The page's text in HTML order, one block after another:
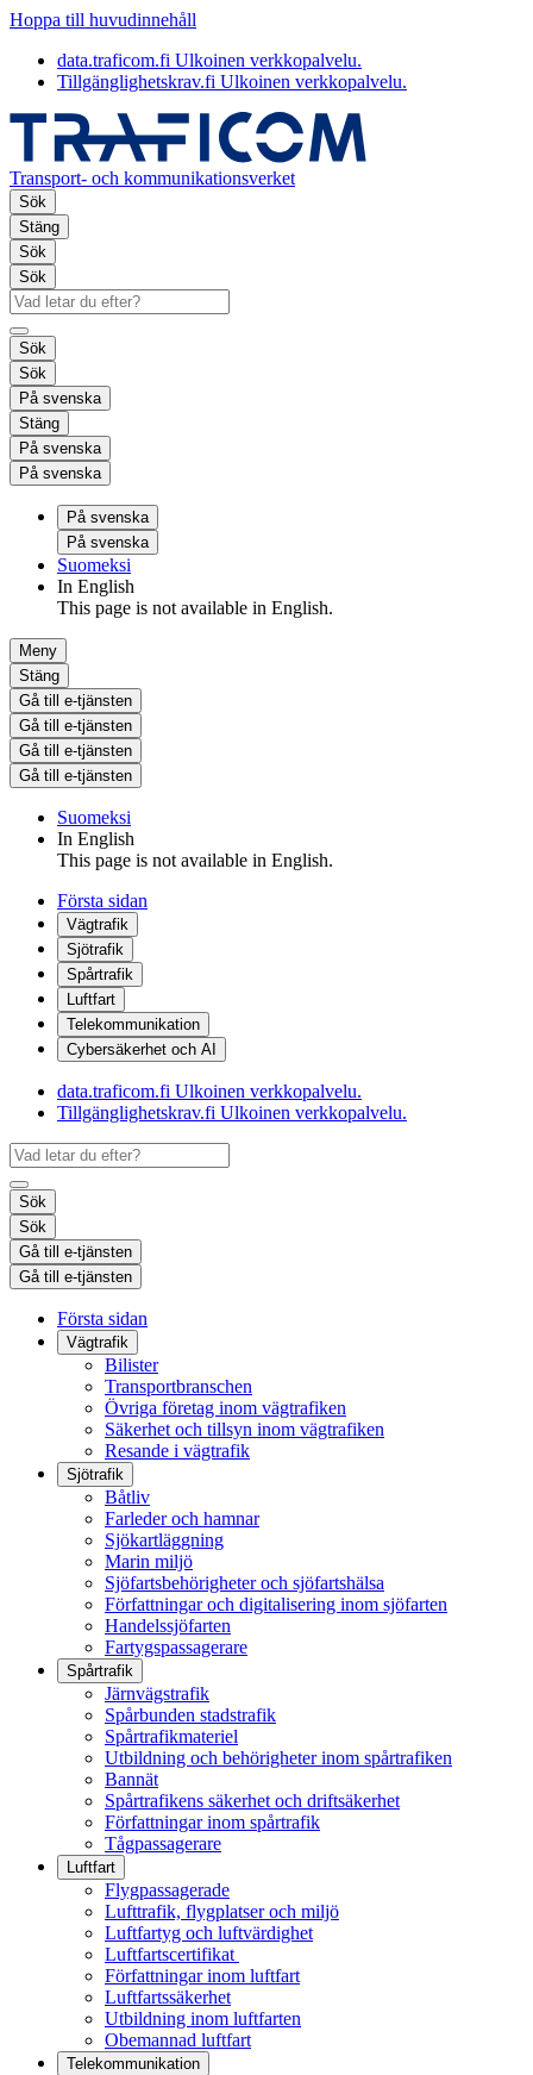
Hoppa till huvudinnehåll
data.traficom.fi Ulkoinen verkkopalvelu.
Tillgänglighetskrav.fi Ulkoinen verkkopalvelu.
Transport- och kommunikationsverket
Sök
Stäng
Sök
Sök
Sök
Sök
På svenska
Stäng
På svenska
På svenska
På svenska
På svenska
Suomeksi
In English
This page is not available in English.
Meny
Stäng
Gå till e-tjänsten
Gå till e-tjänsten
Gå till e-tjänsten
Gå till e-tjänsten
Suomeksi
In English
This page is not available in English.
Första sidan
Vägtrafik
Sjötrafik
Spårtrafik
Luftfart
Telekommunikation
Cybersäkerhet och AI
data.traficom.fi Ulkoinen verkkopalvelu.
Tillgänglighetskrav.fi Ulkoinen verkkopalvelu.
Sök
Sök
Gå till e-tjänsten
Gå till e-tjänsten
Första sidan
Vägtrafik
Bilister
Transportbranschen
Övriga företag inom vägtrafiken
Säkerhet och tillsyn inom vägtrafiken
Resande i vägtrafik
Sjötrafik
Båtliv
Farleder och hamnar
Sjökartläggning
Marin miljö
Sjöfartsbehörigheter och sjöfartshälsa
Författningar och digitalisering inom sjöfarten
Handelssjöfarten
Fartygspassagerare
Spårtrafik
Järnvägstrafik
Spårbunden stadstrafik
Spårtrafikmateriel
Utbildning och behörigheter inom spårtrafiken
Bannät
Spårtrafikens säkerhet och driftsäkerhet
Författningar inom spårtrafik
Tågpassagerare
Luftfart
Flygpassagerade
Lufttrafik, flygplatser och miljö
Luftfartyg och luftvärdighet
Luftfartscertifikat
Författningar inom luftfart
Luftfartssäkerhet
Utbildning inom luftfarten
Obemannad luftfart
Telekommunikation